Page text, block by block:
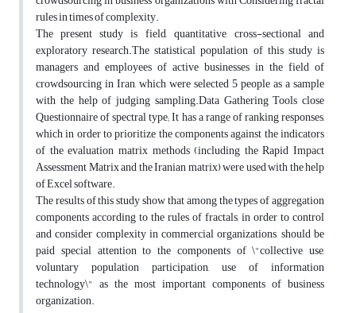
rules in times of complexity.
The present study is field, quantitative, cross-sectional and
exploratory research.The statistical population of this study is
managers and employees of active businesses in the field of
crowdsourcing in Iran, which were selected 5 people as a sample
with the help of judging sampling.Data Gathering Tools close
Questionnaire of spectral type; It has a range of ranking responses,
which in order to prioritize the components against the indicators
of the evaluation matrix methods (including the Rapid Impact
Assessment Matrix and the Iranian matrix) were used with the help
of Excel software.
The results of this study show that among the types of aggregation
components according to the rules of fractals, in order to control
and consider complexity in commercial organizations, should be
paid special attention to the components of \"collective use,
voluntary population participation, use of information
technology\" as the most important components of business
organization.